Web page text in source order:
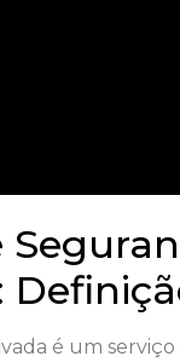
é um serviço